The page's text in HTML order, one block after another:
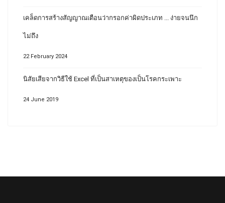
เคล็ดการสร้างสัญญาณเตือนว่ากรอกค่าผิดประเภท ... ง่ายจนนึก
ไม่ถึง
22 February 2024
นิสัยเสียจากวิธีใช้ Excel ที่เป็นสาเหตุของเป็นโรคกระเพาะ
24 June 2019